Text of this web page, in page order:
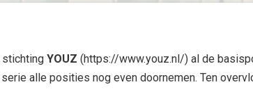
stichting YOUZ (https://www.youz.nl/) al de
alle posities nog even doornemen. Ten